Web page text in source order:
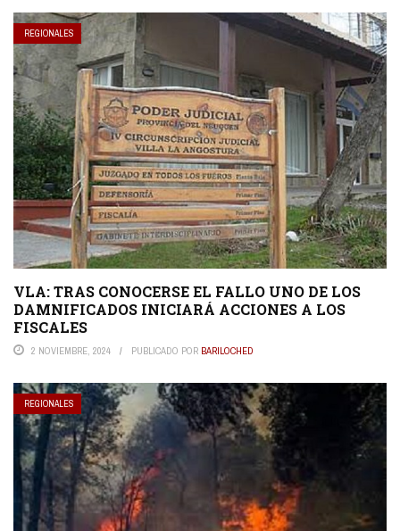
REGIONALES
VLA: TRAS CONOCERSE EL FALLO UNO DE LOS
DAMNIFICADOS INICIARÁ ACCIONES A LOS
FISCALES
2 NOVIEMBRE, 2024 PUBLICADO POR BARILOCHED
REGIONALES